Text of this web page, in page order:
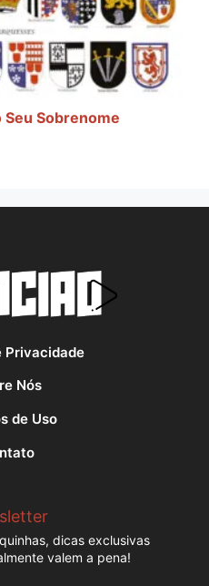
Sobrenome
Privacidade
Nós
de Uso
dicas exclusivas
valem a pena!